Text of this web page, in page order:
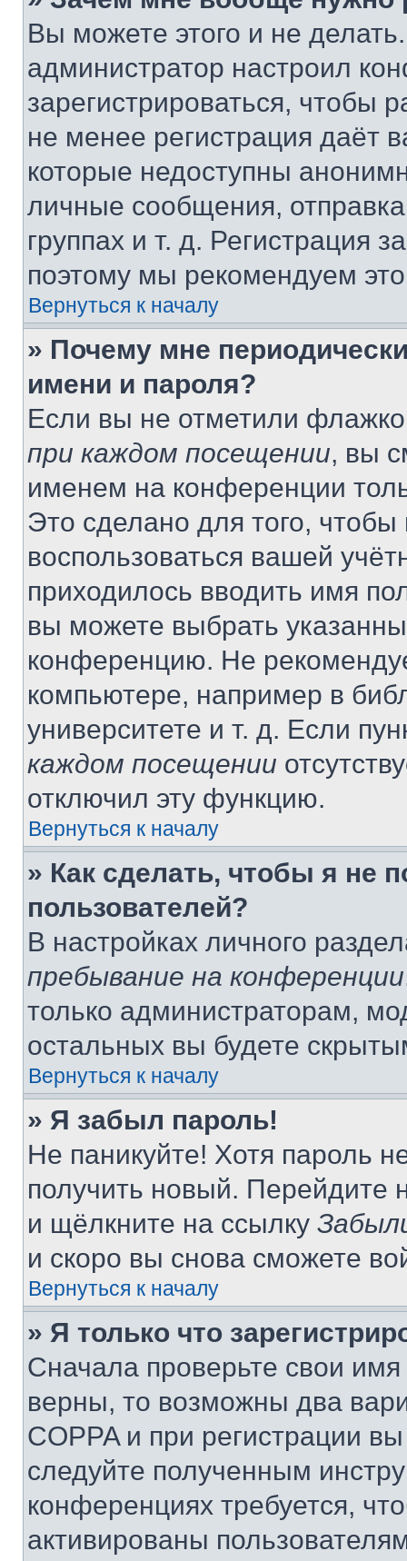
Вы можете этого и не
администратор настроил
зарегистрироваться, чтобы
не менее регистрация даёт
которые недоступны
личные сообщения,
группах и т. д. Регистрация
поэтому мы рекомендуем
Вернуться к началу
» Почему мне
имени и пароля?
Если вы не отметили
при каждом посещении, вы
именем на конференции
Это сделано для того, чтобы
воспользоваться вашей
приходилось вводить имя
вы можете выбрать
конференцию. Не
компьютере, например в
университете и т. д. Если
каждом посещении
отключил эту функцию.
Вернуться к началу
» Как сделать, чтобы я не
пользователей?
В настройках личного
пребывание на конференции
только администраторам,
остальных вы будете
Вернуться к началу
» Я забыл пароль!
Не паникуйте! Хотя пароль
получить новый. Перейдите
и щёлкните на ссылку
и скоро вы снова сможете
Вернуться к началу
» Я только что
Сначала проверьте свои
верны, то возможны два
COPPA и при регистрации
следуйте полученным
конференциях требуется,
активированы